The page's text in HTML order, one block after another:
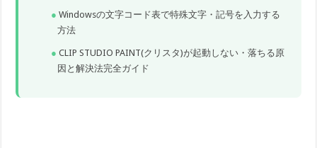
Windowsの文字コード表で特殊文字・記号を入力する
方法
CLIP STUDIO PAINT(クリスタ)が起動しない・落ちる原
因と解決法完全ガイド